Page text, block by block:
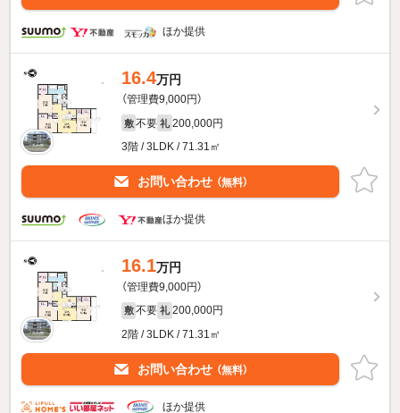
ほか提供
16.4万円
（管理費9,000円）
敷 不要 礼 200,000円
3階 / 3LDK / 71.31㎡
お問い合わせ （無料）
ほか提供
16.1万円
（管理費9,000円）
敷 不要 礼 200,000円
2階 / 3LDK / 71.31㎡
お問い合わせ （無料）
ほか提供